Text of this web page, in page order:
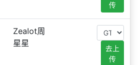
传
Zealot周
星星
去上
传